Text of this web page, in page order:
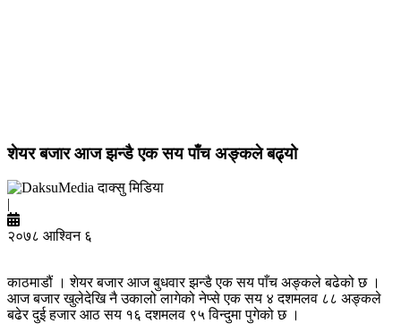
शेयर बजार आज झन्डै एक सय पाँच अङ्कले बढ्यो
दाक्सु मिडिया
|
२०७८ आश्विन ६
काठमाडौं । शेयर बजार आज बुधवार झन्डै एक सय पाँच अङ्कले बढेको छ ।
आज बजार खुलेदेखि नै उकालो लागेको नेप्से एक सय ४ दशमलव ८८ अङ्कले
बढेर दुई हजार आठ सय १६ दशमलव ९५ विन्दुमा पुगेको छ ।